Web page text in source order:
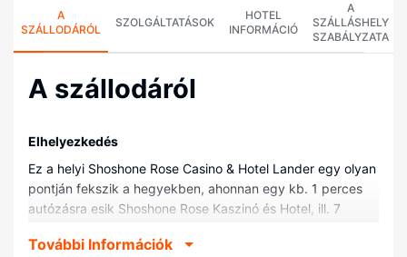
A
SZÁLLODÁRÓL
SZOLGÁLTATÁSOK
HOTEL
INFORMÁCIÓ
A
SZÁLLÁSHELY
SZABÁLYZATA
A szállodáról
Elhelyezkedés
Ez a helyi Shoshone Rose Casino & Hotel Lander egy olyan
pontján fekszik a hegyekben, ahonnan egy kb. 1 perces
autózásra esik Shoshone Rose Kaszinó és Hotel, ill. 7
rendelkező hotel kb. 6,9 km-re található A Lander Pioneer
További Információk